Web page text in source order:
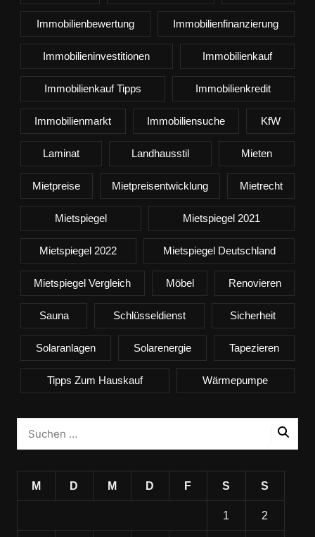
Immobilienbewertung Immobilienfinanzierung
Immobilieninvestitionen Immobilienkauf
Immobilienkauf Tipps Immobilienkredit
Immobilienmarkt Immobiliensuche KfW
Laminat Landhausstil Mieten
Mietpreise Mietpreisentwicklung Mietrecht
Mietspiegel Mietspiegel 2021
Mietspiegel 2022 Mietspiegel Deutschland
Mietspiegel Vergleich Möbel Renovieren
Sauna Schlüsseldienst Sicherheit
Solaranlagen Solarenergie Tapezieren
Tipps Zum Hauskauf Wärmepumpe
M D M D F S S
1 2